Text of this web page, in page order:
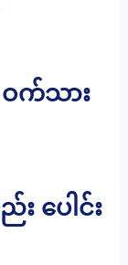
က်သား
ပေါင်း